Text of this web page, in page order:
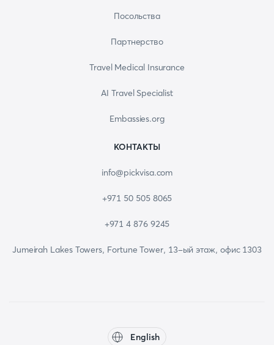
Посольства
Партнерство
Travel Medical Insurance
AI Travel Specialist
Embassies.org
КОНТАКТЫ
info@pickvisa.com
+971 50 505 8065
+971 4 876 9245
Jumeirah Lakes Towers, Fortune Tower, 13-ый этаж, офис 1303
English